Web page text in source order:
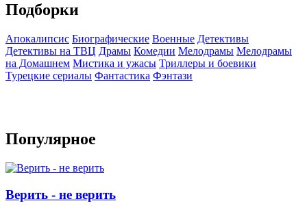
Подборки
Апокалипсис Биографические Военные Детективы
Детективы на ТВЦ Драмы Комедии Мелодрамы Мелодрамы
на Домашнем Мистика и ужасы Триллеры и боевики
Турецкие сериалы Фантастика Фэнтази
Популярное
Верить - не верить